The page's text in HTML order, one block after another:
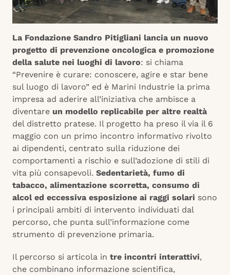
La Fondazione Sandro Pitigliani lancia un nuovo
progetto di prevenzione oncologica e promozione
della salute nei luoghi di lavoro: si chiama
“Prevenire è curare: conoscere, agire e star bene
sul luogo di lavoro” ed è Marini Industrie la prima
impresa ad aderire all’iniziativa che ambisce a
diventare un modello replicabile per altre realtà
del distretto pratese. Il progetto ha preso il via il 6
maggio con un primo incontro informativo rivolto
ai dipendenti, centrato sulla riduzione dei
comportamenti a rischio e sull’adozione di stili di
vita più consapevoli. Sedentarietà, fumo di
tabacco, alimentazione scorretta, consumo di
alcol ed eccessiva esposizione ai raggi solari sono
i principali ambiti di intervento individuati dal
percorso, che punta sull’informazione come
strumento di prevenzione primaria.
Il percorso si articola in tre incontri interattivi,
che combinano informazione scientifica,